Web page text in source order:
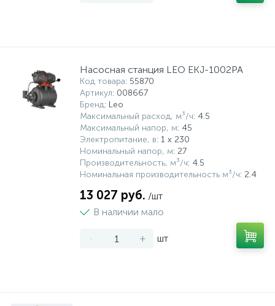
Насосная станция LEO EKJ-1002PA
Код товара: 55870
Артикул: 008667
Бренд: Leo
Максимальный расход, м³/ч: 4.5
Максимальный напор, м: 45
Электропитание, в: 1 x 230
Номинальный напор, м: 27
Производительность, м³/ч: 4.5
Номинальная производительность м³/ч: 2.4
13 027 руб. /шт
В наличии мало
- + шт